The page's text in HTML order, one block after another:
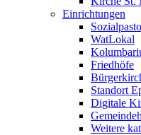
Einrichtungen
WatLokal
Friedhöfe
Standort
Digitale
Weitere